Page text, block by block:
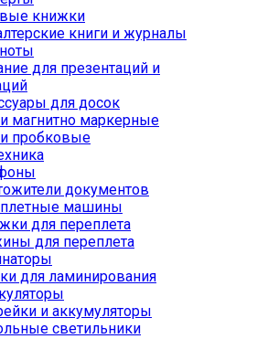
книжки
книги и журналы
для презентаций и
для досок
магнитно маркерные
пробковые
документов
машины
для переплета
для переплета
для ламинирования
и аккумуляторы
светильники